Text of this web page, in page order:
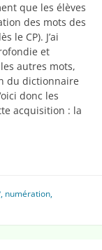
que les élèves
des mots des
le CP). J’ai
et
autres mots,
du dictionnaire
donc les
acquisition : la
, numération,